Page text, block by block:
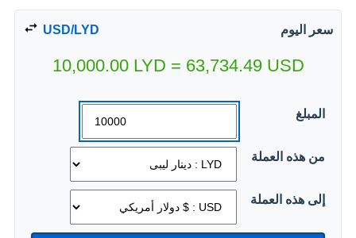
سعر اليوم USD/LYD
10,000.00 LYD = 63,734.49 USD
المبلغ
من هذه العملة
إلى هذه العملة